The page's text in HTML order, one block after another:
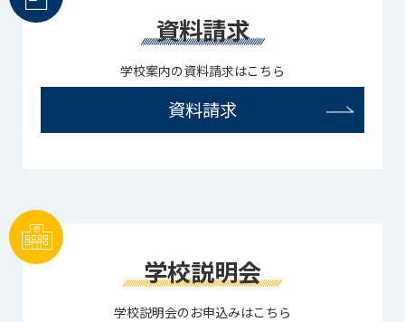
資料請求
学校案内の資料請求はこちら
資料請求
学校説明会
学校説明会のお申込みはこちら